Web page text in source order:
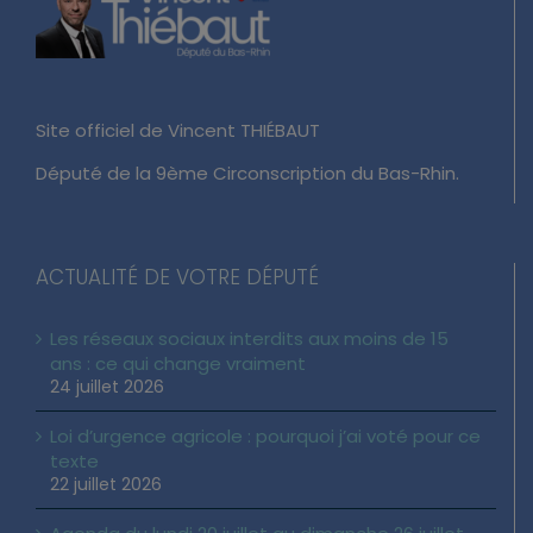
Site officiel de Vincent THIÉBAUT
Député de la 9ème Circonscription du Bas-Rhin.
ACTUALITÉ DE VOTRE DÉPUTÉ
Les réseaux sociaux interdits aux moins de 15
ans : ce qui change vraiment
24 juillet 2026
Loi d’urgence agricole : pourquoi j’ai voté pour ce
texte
22 juillet 2026